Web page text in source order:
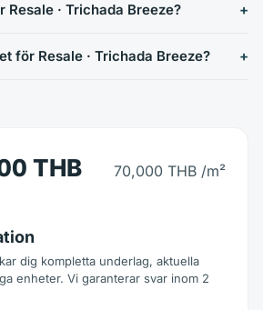
Resale · Trichada Breeze?
för Resale · Trichada Breeze?
THB 70,000 THB /m²
dig kompletta underlag, aktuella
enheter. Vi garanterar svar inom 2